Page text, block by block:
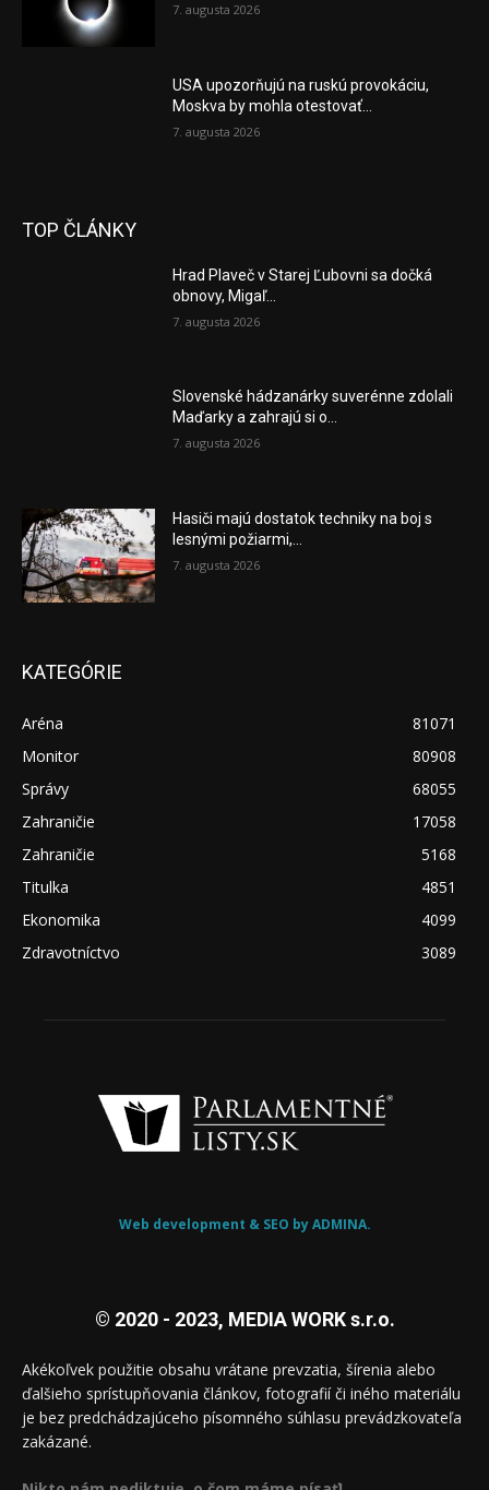
7. augusta 2026
USA upozorňujú na ruskú provokáciu,
Moskva by mohla otestovať...
7. augusta 2026
TOP ČLÁNKY
Hrad Plaveč v Starej Ľubovni sa dočká
obnovy, Migaľ...
7. augusta 2026
Slovenské hádzanárky suverénne zdolali
Maďarky a zahrajú si o...
7. augusta 2026
Hasiči majú dostatok techniky na boj s
lesnými požiarmi,...
7. augusta 2026
KATEGÓRIE
Aréna
81071
Monitor
80908
Správy
68055
Zahraničie
17058
Zahraničie
5168
Titulka
4851
Ekonomika
4099
Zdravotníctvo
3089
Web development & SEO by ADMINA.
© 2020 - 2023, MEDIA WORK s.r.o.
Akékoľvek použitie obsahu vrátane prevzatia, šírenia alebo
ďalšieho sprístupňovania článkov, fotografií či iného materiálu
je bez predchádzajúceho písomného súhlasu prevádzkovateľa
zakázané.